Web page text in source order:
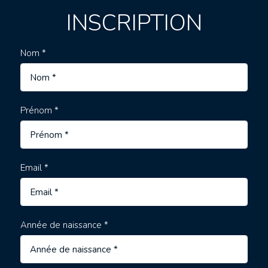
INSCRIPTION
Nom *
Prénom *
Email *
Année de naissance *